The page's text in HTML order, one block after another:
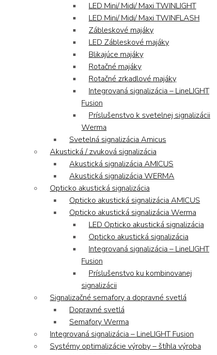
LED Mini/ Midi/ Maxi TWINLIGHT
LED Mini/ Midi/ Maxi TWINFLASH
Zábleskové majáky
LED Zábleskové majáky
Blikajúce majáky
Rotačné majáky
Rotačné zrkadlové majáky
Integrovaná signalizácia – LineLIGHT
Fusion
Príslušenstvo k svetelnej signalizácii
Werma
Svetelná signalizácia Amicus
Akustická / zvuková signalizácia
Akustická signalizácia AMICUS
Akustická signalizácia WERMA
Opticko akustická signalizácia
Opticko akustická signalizácia AMICUS
Opticko akustická signalizácia Werma
LED Opticko akustická signalizácia
Opticko akustická signalizácia
Integrovaná signalizácia – LineLIGHT
Fusion
Príslušenstvo ku kombinovanej
signalizácii
Signalizačné semafory a dopravné svetlá
Dopravné svetlá
Semafory Werma
Integrovaná signalizácia – LineLIGHT Fusion
Systémy optimalizácie výroby – štíhla výroba